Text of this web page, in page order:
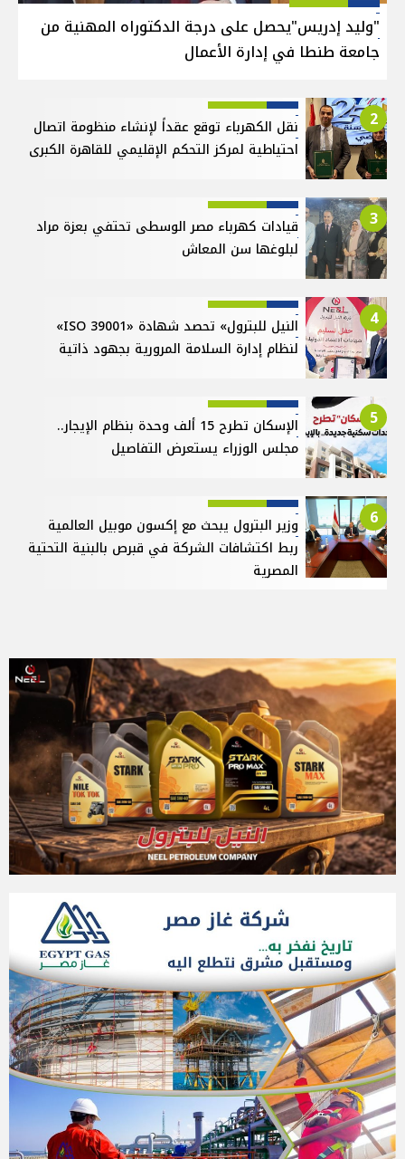
"وليد إدريس"يحصل على درجة الدكتوراه المهنية من
جامعة طنطا في إدارة الأعمال
2
نقل الكهرباء توقع عقداً لإنشاء منظومة اتصال
احتياطية لمركز التحكم الإقليمي للقاهرة الكبرى
3
قيادات كهرباء مصر الوسطى تحتفي بعزة مراد
لبلوغها سن المعاش
4
النيل للبترول» تحصد شهادة «ISO 39001»
لنظام إدارة السلامة المرورية بجهود ذاتية
5
الإسكان تطرح 15 ألف وحدة بنظام الإيجار..
مجلس الوزراء يستعرض التفاصيل
6
وزير البترول يبحث مع إكسون موبيل العالمية
ربط اكتشافات الشركة في قبرص بالبنية التحتية
المصرية